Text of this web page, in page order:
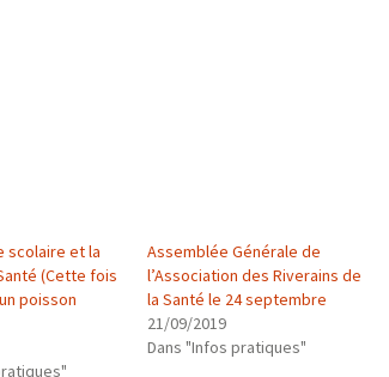
scolaire et la
(Cette fois
poisson
Assemblée Générale de
l’Association des Riverains de
la Santé le 24 septembre
21/09/2019
Dans "Infos pratiques"